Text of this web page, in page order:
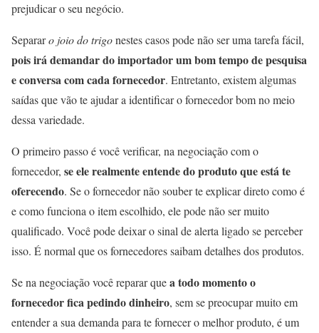
prejudicar o seu negócio.
Separaro joio do trigonestes casos pode não ser uma tarefa fácil,
pois irá demandar do importador um bom tempo de pesquisa
e conversa com cada fornecedor. Entretanto, existem algumas
saídas que vão te ajudar a identificar o fornecedor bom no meio
dessa variedade.
O primeiro passo é você verificar, na negociação com o
fornecedor, se ele realmente entende do produto que está te
oferecendo. Se o fornecedor não souber te explicar direto como é
e como funciona o item escolhido, ele pode não ser muito
qualificado. Você pode deixar o sinal de alerta ligado se perceber
isso. É normal que os fornecedores saibam detalhes dos produtos.
Se na negociação você reparar quea todo momento o
fornecedor fica pedindo dinheiro, sem se preocupar muito em
entender a sua demanda para te fornecer o melhor produto, é um